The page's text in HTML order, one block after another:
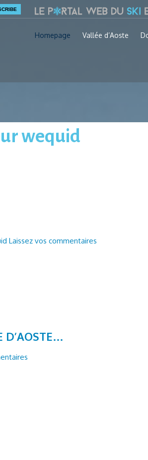
Homepage Vallée d’Aoste
wequid
Laissez vos commentaires
D’AOSTE…